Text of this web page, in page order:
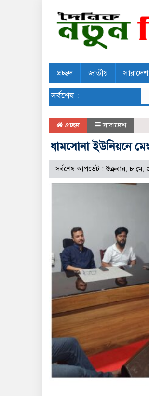
প্রচ্ছদ জাতীয় সারাদেশ
সর্বশেষ :
প্রচ্ছদ সারাদেশ
ধামসোনা ইউনিয়নে
সর্বশেষ আপডেট : শুক্রবার, ৮ মে,